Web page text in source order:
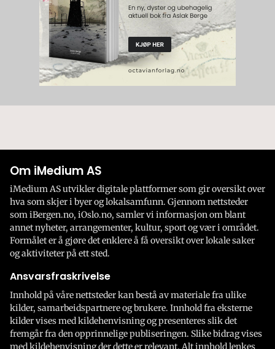
Om iMedium AS
iMedium AS utvikler digitale plattformer som gir oversikt over
hva som skjer i byer og lokalsamfunn. Gjennom nettsteder
som iBergen.no, iOslo.no, samler vi informasjon om blant
annet nyheter, arrangementer, kultur, sport og vær i området.
Formålet er å gjøre det enklere å få oversikt over lokale saker
og aktiviteter på ett sted.
Ansvarsfraskrivelse
Innhold på våre nettsteder kan bestå av materiale fra ulike
kilder, samarbeidspartnere og brukere. Innhold fra eksterne
kilder vises med kildehenvisning og presenteres slik det
fremgår fra den opprinnelige publiseringen. Slike bidrag vises
med kildehenvisning der dette er relevant. Alt innhold lenkes